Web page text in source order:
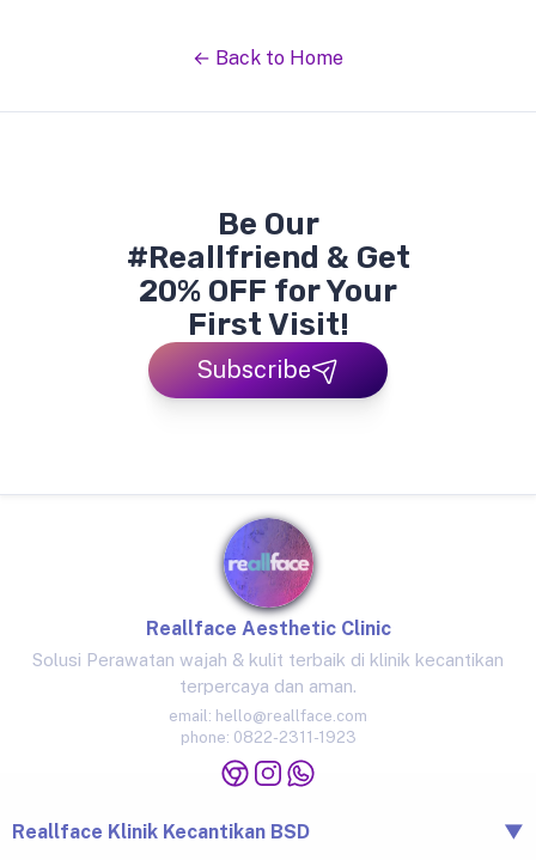
← Back to Home
Be Our
#Reallfriend & Get
20% OFF for Your
First Visit!
Subscribe
Reallface Aesthetic Clinic
Solusi Perawatan wajah & kulit terbaik di klinik kecantikan
terpercaya dan aman.
email: hello@reallface.com
phone: 0822-2311-1923
Reallface Klinik Kecantikan BSD
▼